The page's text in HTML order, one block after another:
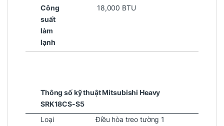
Công
suất
làm
lạnh
18,000 BTU
Thông số kỹ thuật Mitsubishi Heavy
SRK18CS-S5
Loại
Điều hòa treo tường 1